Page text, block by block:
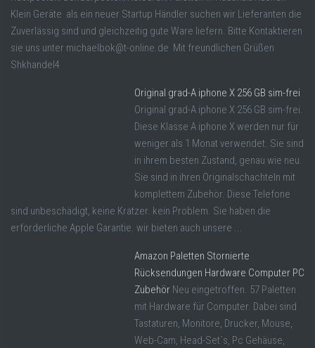
Klein Geräte als ein neuer Startup Händler suchen wir Lieferanten die
Zuverlässig sind und gleichzeitig gute Ware liefern. Bitte Kontaktieren
sie uns unter michaelbok@t-online.de Mit freundlichen Grüßen
Shkhandel4
Original grad-A iphone X 256 GB sim-frei
Original grad-A iphone X 256 GB sim-frei.
Diese Klasse A iphone X werden nur für
weniger als 1 Monat verwendet. Sie sind
in ihrem besten Zustand, genau wie neu.
Sie sind in ihren Originalschachteln mit
komplettem Zubehör. Diese Telefone
sind unbeschädigt, keine Kratzer. kein Problem. Sie haben die
erforderliche Apple Garantie. wir bieten auch unsere ...
Amazon Paletten Stornierte
Rücksendungen Hardware Computer PC
Zubehör Neu eingetroffen. 57 Paletten
mit Hardware für Computer. Dabei sind
Tastaturen, Monitore, Drucker, Mouse,
Web-Cam, Head-Set´s, Pc Gehäuse,